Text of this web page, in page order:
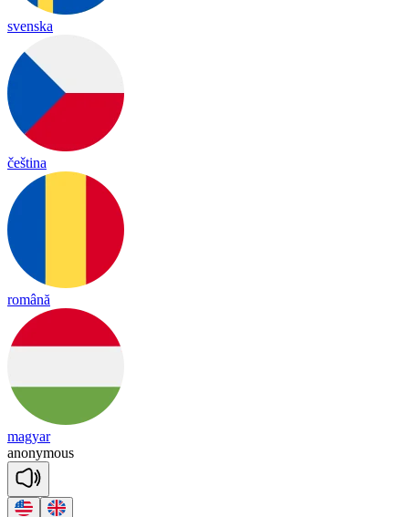
svenska
čeština
română
magyar
anonymous